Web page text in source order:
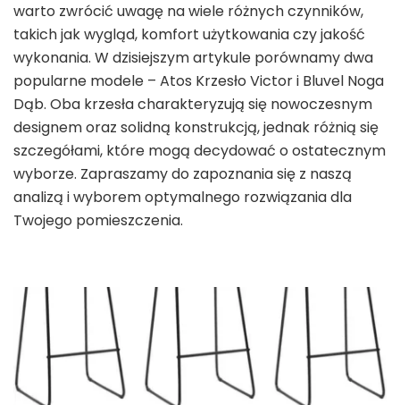
warto zwrócić uwagę na wiele różnych czynników,
takich jak wygląd, komfort użytkowania czy jakość
wykonania. W dzisiejszym artykule porównamy dwa
popularne modele – Atos Krzesło Victor i Bluvel Noga
Dąb. Oba krzesła charakteryzują się nowoczesnym
designem oraz solidną konstrukcją, jednak różnią się
szczegółami, które mogą decydować o ostatecznym
wyborze. Zapraszamy do zapoznania się z naszą
analizą i wyborem optymalnego rozwiązania dla
Twojego pomieszczenia.